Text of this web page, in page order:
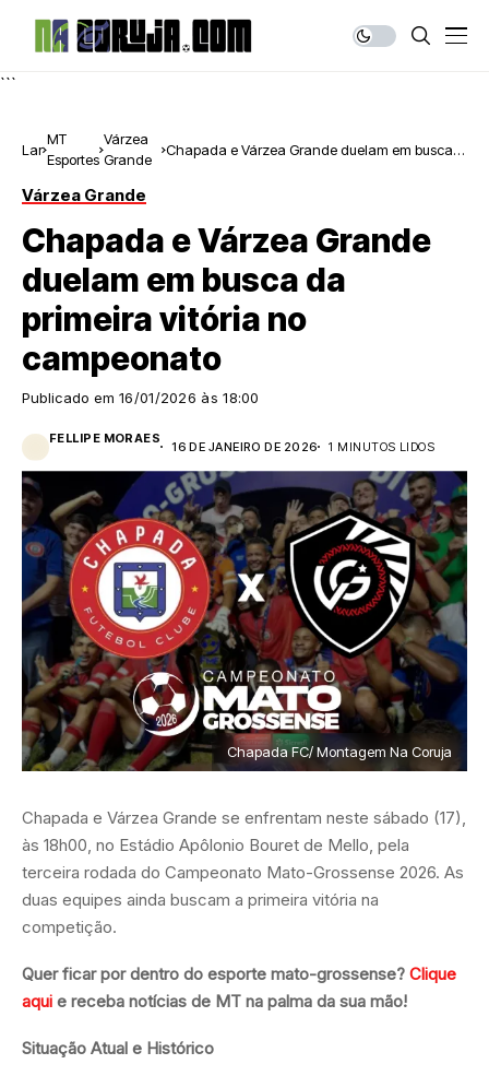
```
Lar
MT
Esportes
Várzea
Grande
Chapada e Várzea Grande duelam em busca
Várzea Grande
Chapada e Várzea Grande
duelam em busca da
primeira vitória no
campeonato
Publicado em 16/01/2026 às 18:00
FELLIPE MORAES
16 DE JANEIRO DE 2026 1 MINUTOS LIDOS
Chapada FC/ Montagem Na Coruja
Chapada e Várzea Grande se enfrentam neste sábado (17),
às 18h00, no Estádio Apôlonio Bouret de Mello, pela
terceira rodada do Campeonato Mato-Grossense 2026. As
duas equipes ainda buscam a primeira vitória na
competição.
Quer ficar por dentro do esporte mato-grossense? Clique
aqui e receba notícias de MT na palma da sua mão!
Situação Atual e Histórico